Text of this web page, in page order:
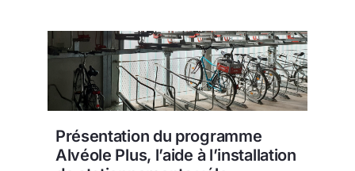
Présentation du programme
Alvéole Plus, l’aide à l’installation